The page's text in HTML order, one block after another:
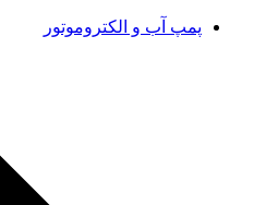
پمپ آب و الکتروموتور